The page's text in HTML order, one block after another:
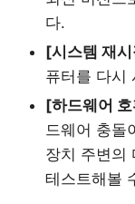
다.
[시스템 재
퓨터를 다시
[하드웨어
드웨어 충돌
장치 주변의
테스트해볼